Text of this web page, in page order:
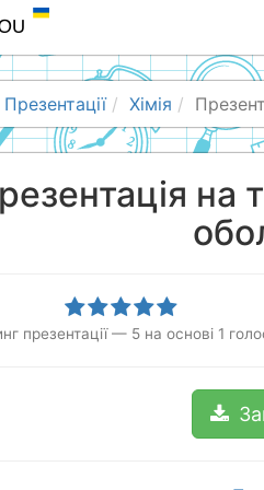
Презентації Хімія
на
презентації — 5 на основі 1